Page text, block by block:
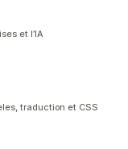
et l’IA
traduction et CSS